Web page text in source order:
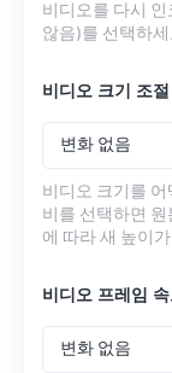
비디오를 다시
않음)를 선택하
비디오 크기 조절
변화 없음
비디오 크기를
비를 선택하면
에 따라 새 높이
비디오 프레임
변화 없음